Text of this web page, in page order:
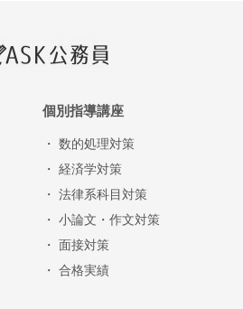
個別指導講座
・ 数的処理対策
・ 経済学対策
・ 法律系科目対策
・ 小論文・作文対策
・ 面接対策
・ 合格実績